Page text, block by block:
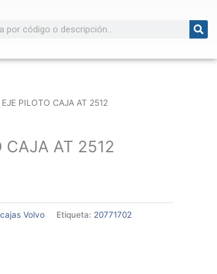
PILOTO CAJA AT 2512
CAJA AT 2512
Volvo Etiqueta: 20771702